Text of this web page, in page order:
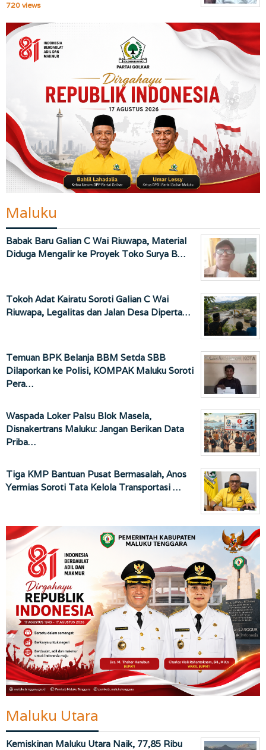
720 views
Maluku
Babak Baru Galian C Wai Riuwapa, Material
Diduga Mengalir ke Proyek Toko Surya B…
Tokoh Adat Kairatu Soroti Galian C Wai
Riuwapa, Legalitas dan Jalan Desa Diperta…
Temuan BPK Belanja BBM Setda SBB
Dilaporkan ke Polisi, KOMPAK Maluku Soroti
Pera…
Waspada Loker Palsu Blok Masela,
Disnakertrans Maluku: Jangan Berikan Data
Priba…
Tiga KMP Bantuan Pusat Bermasalah, Anos
Yermias Soroti Tata Kelola Transportasi …
Maluku Utara
Kemiskinan Maluku Utara Naik, 77,85 Ribu